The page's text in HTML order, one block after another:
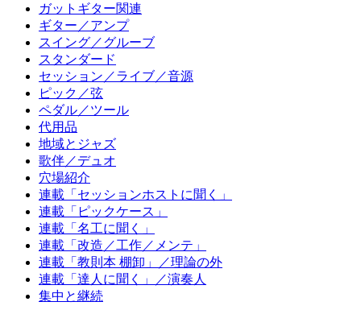
ガットギター関連
ギター／アンプ
スイング／グルーブ
スタンダード
セッション／ライブ／音源
ピック／弦
ペダル／ツール
代用品
地域とジャズ
歌伴／デュオ
穴場紹介
連載「セッションホストに聞く」
連載「ピックケース」
連載「名工に聞く」
連載「改造／工作／メンテ」
連載「教則本 棚卸」／理論の外
連載「達人に聞く」／演奏人
集中と継続